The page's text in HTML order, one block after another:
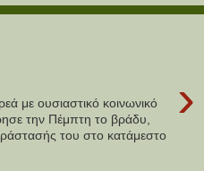
›
με ουσιαστικό κοινωνικό
την Πέμπτη το βράδυ,
του στο κατάμεστο